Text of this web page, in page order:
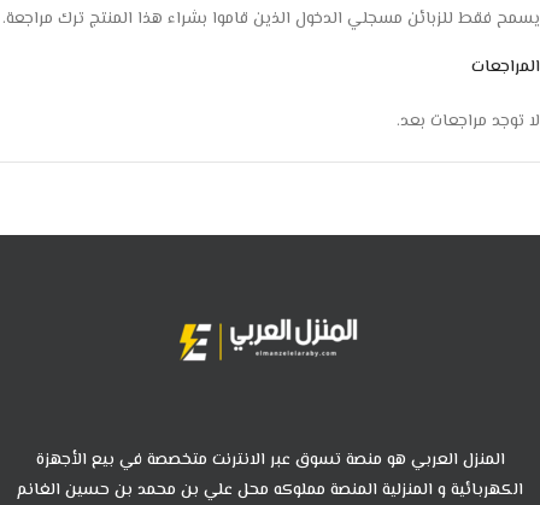
المراجعات
لا توجد مراجعات بعد.
يسمح فقط للزبائن مسجلي الدخول الذين قاموا بشراء هذا المنتج ترك مراجعة.
المنزل العربي هو منصة تسوق عبر الانترنت متخصصة في بيع الأجهزة
الكهربائية و المنزلية المنصة مملوكه محل علي بن محمد بن حسين الغانم